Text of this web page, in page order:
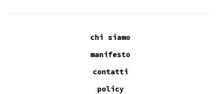
chi siamo
manifesto
contatti
policy